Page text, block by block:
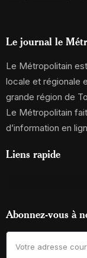
Le journal le
Le Métropolitain
locale et régionale
grande région de
Le Métropolitain
d’information en
Liens rapide
Abonnez-vous à